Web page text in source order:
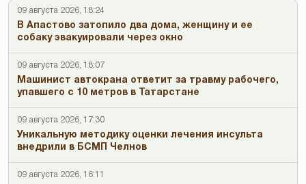
09 августа 2026, 18:24
В Апастово затопило два дома, женщину и ее
собаку эвакуировали через окно
09 августа 2026, 18:07
Машинист автокрана ответит за травму рабочего,
упавшего с 10 метров в Татарстане
09 августа 2026, 17:30
Уникальную методику оценки лечения инсульта
внедрили в БСМП Челнов
09 августа 2026, 16:11